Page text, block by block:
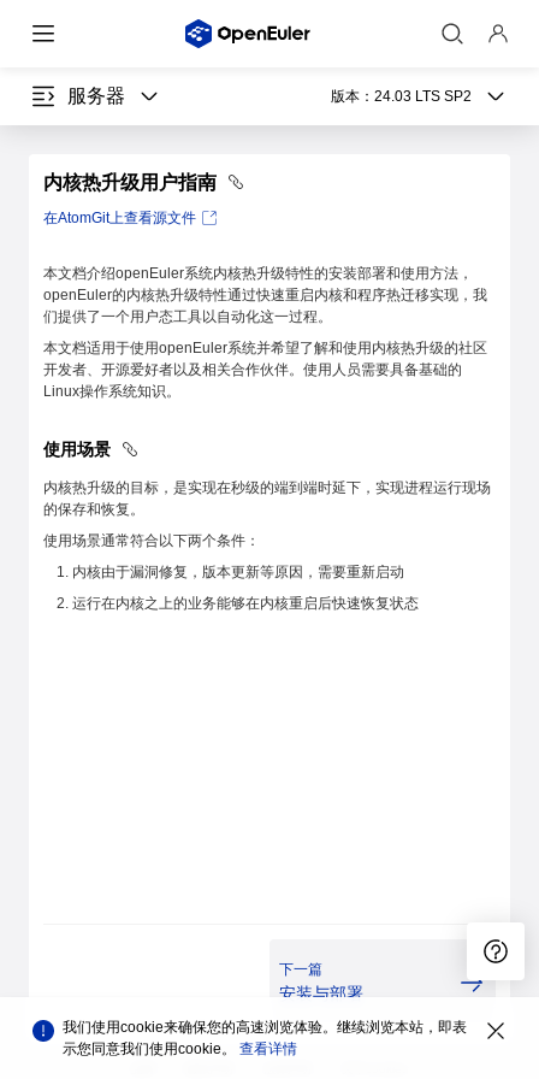
服务器 版本： 24.03 LTS SP2
内核热升级用户指南
在AtomGit上查看源文件
本文档介绍openEuler系统内核热升级特性的安装部署和使用方法，
openEuler的内核热升级特性通过快速重启内核和程序热迁移实现，我
们提供了一个用户态工具以自动化这一过程。
本文档适用于使用openEuler系统并希望了解和使用内核热升级的社区
开发者、开源爱好者以及相关合作伙伴。使用人员需要具备基础的
Linux操作系统知识。
使用场景
内核热升级的目标，是实现在秒级的端到端时延下，实现进程运行现场
的保存和恢复。
使用场景通常符合以下两个条件：
内核由于漏洞修复，版本更新等原因，需要重新启动
运行在内核之上的业务能够在内核重启后快速恢复状态
安装与部署
下一篇
我们使用cookie来确保您的高速浏览体验。继续浏览本站，即表
示您同意我们使用cookie。 查看详情